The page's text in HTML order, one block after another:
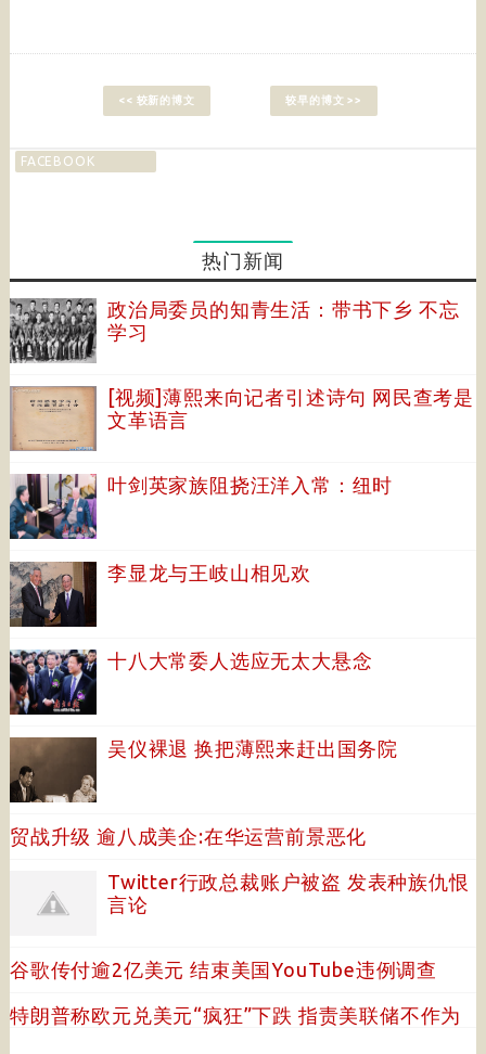
<< 较新的博文 较早的博文 >>
FACEBOOK
热门新闻
政治局委员的知青生活：带书下乡 不忘
学习
[视频]薄熙来向记者引述诗句 网民查考是
文革语言
叶剑英家族阻挠汪洋入常：纽时
李显龙与王岐山相见欢
十八大常委人选应无太大悬念
吴仪裸退 换把薄熙来赶出国务院
贸战升级 逾八成美企:在华运营前景恶化
Twitter行政总裁账户被盗 发表种族仇恨
言论
谷歌传付逾2亿美元 结束美国YouTube违例调查
特朗普称欧元兑美元“疯狂”下跌 指责美联储不作为